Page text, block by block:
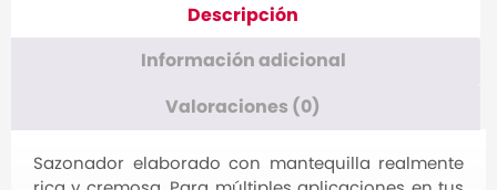
Descripción
Información adicional
Valoraciones (0)
Sazonador elaborado con mantequilla realmente